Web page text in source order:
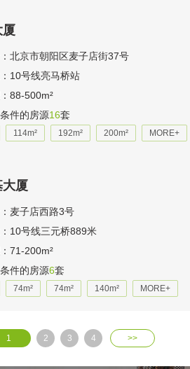
北京市朝阳区麦子店街37号
10号线亮马桥站
88-500m²
件的房源16套
114m² 192m² 200m² MORE+
厦
麦子店西路3号
10号线三元桥889米
71-200m²
件的房源6套
74m² 74m² 140m² MORE+
1 2 3 4 >>